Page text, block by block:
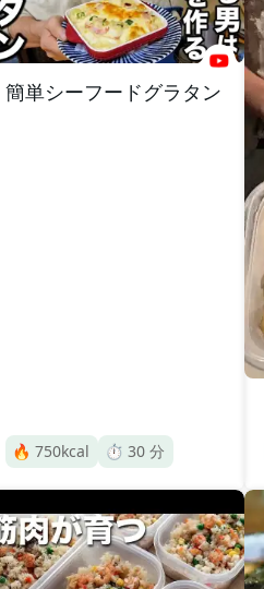
簡単シーフードグラタン
🔥 750kcal ⏱️ 30 分